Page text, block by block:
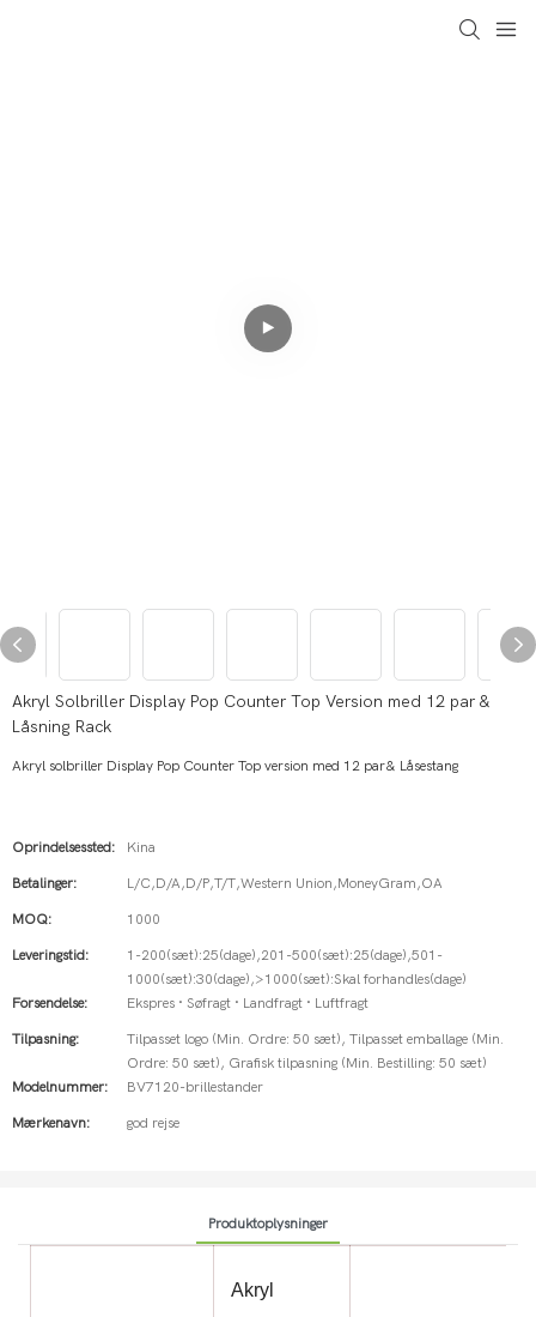
Akryl Solbriller Display Pop Counter Top Version med 12 par &
Låsning Rack
Akryl solbriller Display Pop Counter Top version med 12 par& Låsestang
Oprindelsessted: Kina
Betalinger: L/C,D/A,D/P,T/T,Western Union,MoneyGram,OA
MOQ: 1000
Leveringstid:
1-200(sæt):25(dage),201-500(sæt):25(dage),501-
1000(sæt):30(dage),>1000(sæt):Skal forhandles(dage)
Forsendelse:
Ekspres · Søfragt · Landfragt · Luftfragt
Tilpasning:
Tilpasset logo (Min. Ordre: 50 sæt), Tilpasset emballage (Min.
Ordre: 50 sæt), Grafisk tilpasning (Min. Bestilling: 50 sæt)
Modelnummer:
BV7120-brillestander
Mærkenavn: god rejse
Produktoplysninger
Akryl